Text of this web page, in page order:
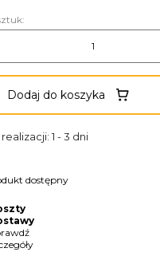
Dodaj do koszyka
1 - 3 dni
dostępny